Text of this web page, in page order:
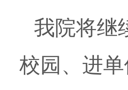
我院将继
校园、进